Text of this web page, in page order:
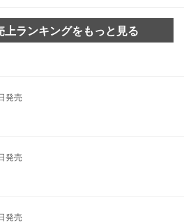
上ランキングをもっと見る
発売
発売
発売